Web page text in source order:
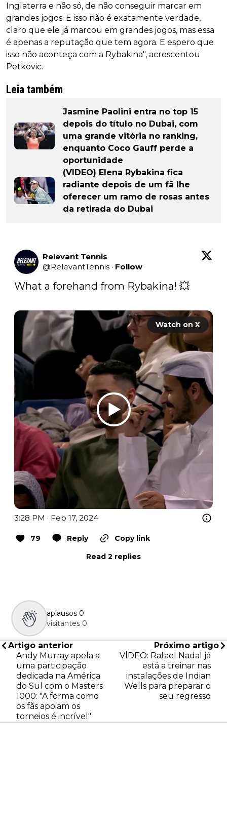
Inglaterra e não só, de não conseguir marcar em
grandes jogos. E isso não é exatamente verdade,
claro que ele já marcou em grandes jogos, mas essa
é apenas a reputação que tem agora. E espero que
isso não aconteça com a Rybakina", acrescentou
Petkovic.
Leia também
Jasmine Paolini entra no top 15
depois do título no Dubai, com
uma grande vitória no ranking,
enquanto Coco Gauff perde a
oportunidade
(VIDEO) Elena Rybakina fica
radiante depois de um fã lhe
oferecer um ramo de rosas antes
da retirada do Dubai
Relevant Tennis
@RelevantTennis · Follow
What a forehand from Rybakina! 💥
Watch on X
3:28 PM · Feb 17, 2024
79 Reply
Copy link
Read 2 replies
aplausos 0
visitantes 0
Artigo anterior
Andy Murray apela a
uma participação
dedicada na América
do Sul com o Masters
1000: "A forma como
os fãs apoiam os
torneios é incrível"
Próximo artigo
VÍDEO: Rafael Nadal já
está a treinar nas
instalações de Indian
Wells para preparar o
seu regresso